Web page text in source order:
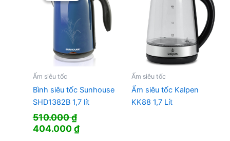
Ấm siêu tốc
Bình siêu tốc Sunhouse
SHD1382B 1,7 lít
510.000₫
Giá
404.000₫Giá
Ấm siêu tốc
Ấm siêu tốc Kalpen
KK88 1,7 Lít